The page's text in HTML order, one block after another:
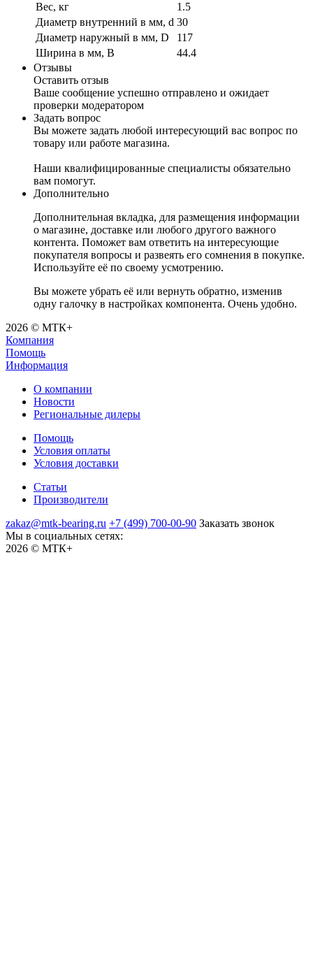
Вес, кг
1.5
Диаметр внутренний в мм, d 30
Диаметр наружный в мм, D
117
Ширина в мм, B
44.4
Отзывы
Оставить отзыв
Ваше сообщение успешно отправлено и ожидает
проверки модератором
Задать вопрос
Вы можете задать любой интересующий вас вопрос по
товару или работе магазина.
Наши квалифицированные специалисты обязательно
вам помогут.
Дополнительно
Дополнительная вкладка, для размещения информации
о магазине, доставке или любого другого важного
контента. Поможет вам ответить на интересующие
покупателя вопросы и развеять его сомнения в покупке.
Используйте её по своему усмотрению.
Вы можете убрать её или вернуть обратно, изменив
одну галочку в настройках компонента. Очень удобно.
2026 © МТК+
Компания
Помощь
Информация
О компании
Новости
Региональные дилеры
Помощь
Условия оплаты
Условия доставки
Статьи
Производители
zakaz@mtk-bearing.ru +7 (499) 700-00-90 Заказать звонок
Мы в социальных сетях:
2026 © МТК+